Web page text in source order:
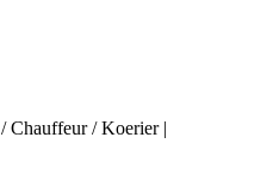
Chauffeur / Koerier |